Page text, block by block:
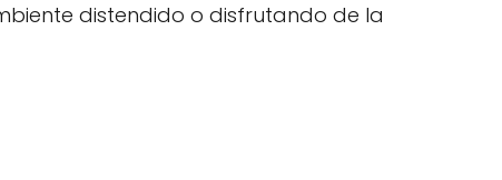
distendido o disfrutando de la